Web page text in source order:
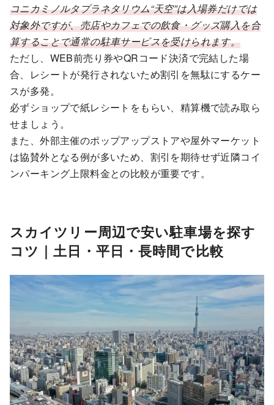
コニカミノルタプラネタリウム“天空”は入場券だけでは
対象外ですが、売店やカフェでの飲食・グッズ購入を合
算することで通常の駐車サービスを受けられます。
ただし、WEB前売り券やQRコード決済で完結した場
合、レシートが発行されないため割引を無駄にするケー
スが多発。
必ずショップで紙レシートをもらい、精算機で読み取ら
せましょう。
また、外部主催のポップアップストアや屋外マーケット
は協賛外となる例が多いため、割引を期待せず近隣コイ
ンパーキング上限料金との比較が重要です。
スカイツリー周辺で安い駐車場を探す
コツ｜土日・平日・長時間で比較